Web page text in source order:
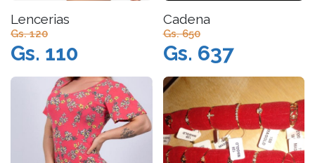
Lencerias
Gs. 120
Gs. 110
Cadena
Gs. 650
Gs. 637